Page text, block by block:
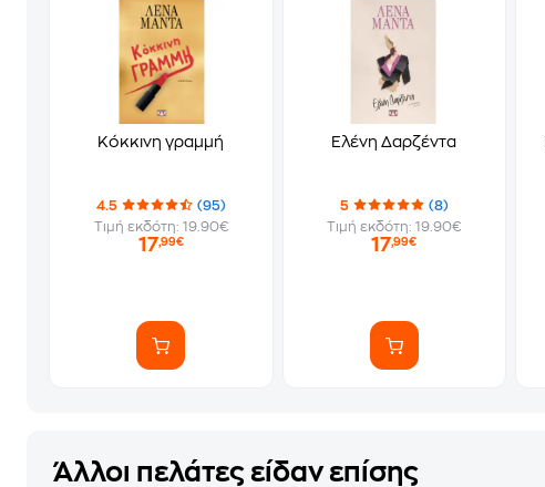
Κόκκινη γραμμή
4.5
(95)
Τιμή εκδότη: 19.90€
17,99€
Ελένη Δαρζέντα
5
(8)
Τιμή εκδότη: 19.90€
17,99€
Άλλοι πελάτες είδαν επίσης